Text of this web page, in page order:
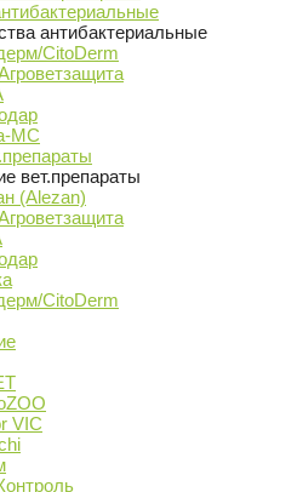
антибактериальные
CitoDerm
МС
вет.препараты
(Alezan)
CitoDerm
VIC